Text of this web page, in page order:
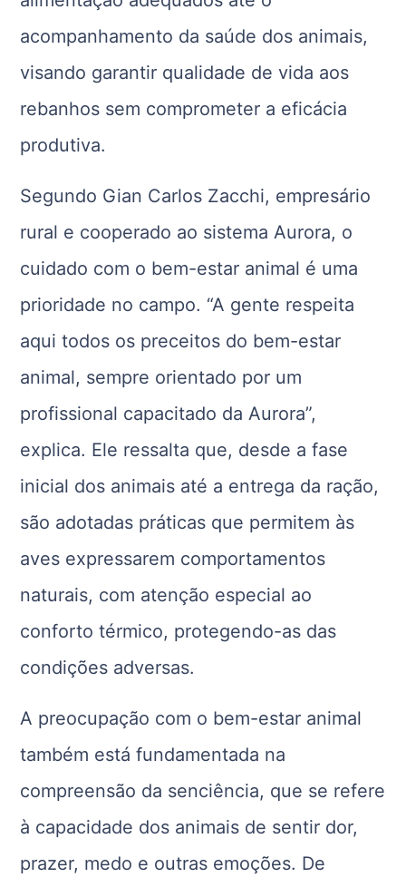
acompanhamento da saúde dos animais,
visando garantir qualidade de vida aos
rebanhos sem comprometer a eficácia
produtiva.
Segundo Gian Carlos Zacchi, empresário
rural e cooperado ao sistema Aurora, o
cuidado com o bem-estar animal é uma
prioridade no campo. “A gente respeita
aqui todos os preceitos do bem-estar
animal, sempre orientado por um
profissional capacitado da Aurora”,
explica. Ele ressalta que, desde a fase
inicial dos animais até a entrega da ração,
são adotadas práticas que permitem às
aves expressarem comportamentos
naturais, com atenção especial ao
conforto térmico, protegendo-as das
condições adversas.
A preocupação com o bem-estar animal
também está fundamentada na
compreensão da senciência, que se refere
à capacidade dos animais de sentir dor,
prazer, medo e outras emoções. De